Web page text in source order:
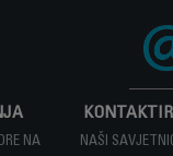
ispravno
NA
NAŠI